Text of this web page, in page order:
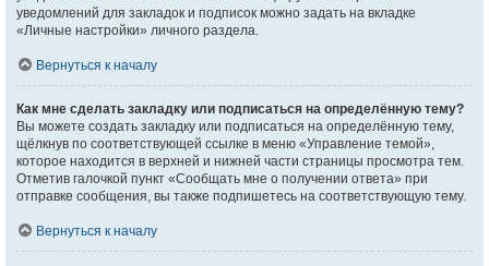
уведомлений для закладок и подписок можно задать на вкладке
«Личные настройки» личного раздела.
Вернуться к началу
Как мне сделать закладку или подписаться на определённую тему?
Вы можете создать закладку или подписаться на определённую тему,
щёлкнув по соответствующей ссылке в меню «Управление темой»,
которое находится в верхней и нижней части страницы просмотра тем.
Отметив галочкой пункт «Сообщать мне о получении ответа» при
отправке сообщения, вы также подпишетесь на соответствующую тему.
Вернуться к началу